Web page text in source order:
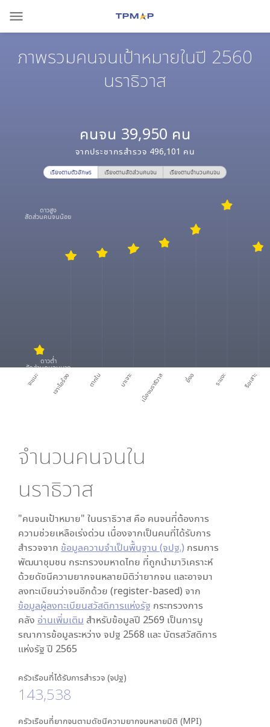
menu
ภาพรวมคนจนเป้าหมายในปี 2560
นราธิวาส
คนจน 39,950 คน
จากประชากรสำรวจ 496,101 คน
เรียงตามตัวอักษร เรียงตามสัดส่วนคนจน เรียงตามจำนวนคนจน
จะแนะ เจาะไอร้อง ตากใบ บาเจาะ เมืองนราธิวาส ยี่งอ ระแงะ รือเสาะ
ดาวสูง
สัดส่วนคนจนน้อย
ดาวต่ำ
สัดส่วนคนจนมาก
จำนวนคนจนใน
นราธิวาส
"คนจนเป้าหมาย" ในนราธิวาส คือ คนจนที่ต้องการ
ความช่วยเหลือเร่งด่วน เนื่องจากเป็นคนที่ได้รับการ
สำรวจจาก ข้อมูลความจำเป็นพื้นฐาน (จปฐ.) กรมการ
พัฒนาชุมชน กระทรวงมหาดไทย ที่ถูกนำมาวิเคราะห์
ด้วยดัชนีความยากจนหลายมิติว่ายากจน และอาจมา
ลงทะเบียนว่าจนอีกด้วย (register-based) จาก
ข้อมูลผู้ลงทะเบียนสวัสดิการแห่งรัฐ กระทรวงการ
คลัง อ่านเพิ่มเติม สำหรับข้อมูลปี 2569 เป็นการบู
รณาการข้อมูลระหว่าง จปฐ 2568 และ บัตรสวัสดิการ
แห่งรัฐ ปี 2565
ครัวเรือนที่ได้รับการสำรวจ (จปฐ)
143,538
ครัวเรือนที่ยากจนตามดัชนีความยากจนหลายมิติ (MPI)